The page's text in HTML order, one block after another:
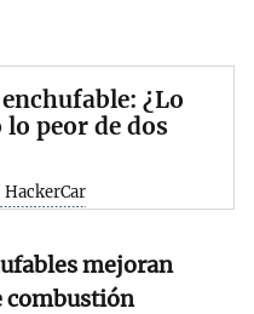
¿Lo
peor de dos
HackerCar
mejoran
combustión